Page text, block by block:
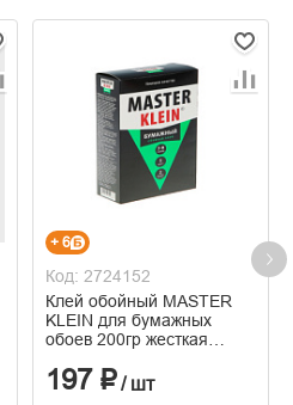
+ 6
Код: 2724152
Клей обойный MASTER
KLEIN для бумажных
обоев 200гр жесткая
197 ₽/ шт